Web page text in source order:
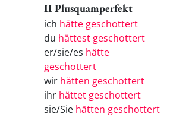
II Plusquamperfekt
ich hätte geschottert
du hättest geschottert
er/sie/es hätte
geschottert
wir hätten geschottert
ihr hättet geschottert
sie/Sie hätten geschottert